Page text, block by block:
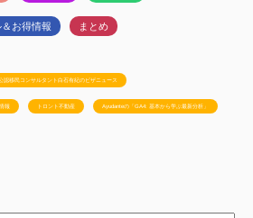
お得情報 まとめ
認移民コンサルタント白石有紀のビザニュース
報 トロント不動産 Ayudanteの「GA4: 基本から学ぶ最新分析」